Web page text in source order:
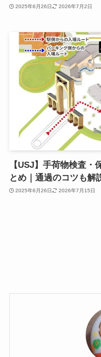
2025年6月26日 2026年7月2日
【USJ】手荷物検査・
とめ｜通過のコツも解
2025年6月26日 2026年7月15日